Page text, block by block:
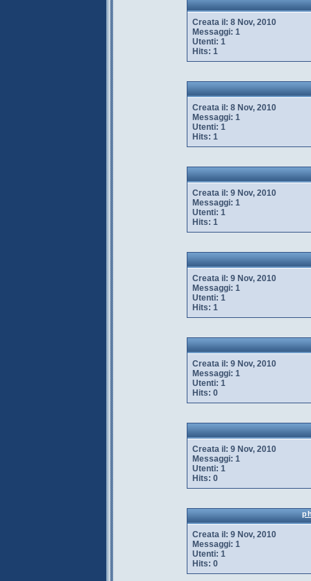
Creata il: 8 Nov, 2010
Messaggi: 1
Utenti: 1
Hits: 1
Creata il: 8 Nov, 2010
Messaggi: 1
Utenti: 1
Hits: 1
Creata il: 9 Nov, 2010
Messaggi: 1
Utenti: 1
Hits: 1
Creata il: 9 Nov, 2010
Messaggi: 1
Utenti: 1
Hits: 1
Creata il: 9 Nov, 2010
Messaggi: 1
Utenti: 1
Hits: 0
Creata il: 9 Nov, 2010
Messaggi: 1
Utenti: 1
Hits: 0
Creata il: 9 Nov, 2010
Messaggi: 1
Utenti: 1
Hits: 0